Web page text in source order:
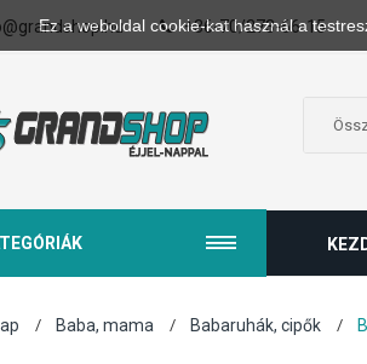
Ez a weboldal cookie-kat használ a
+36-70/273-66-15
Baba, mama Babaruhák, cipők